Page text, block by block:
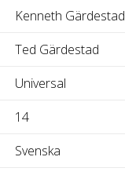
Kenneth Gärdestad
Ted Gärdestad
Universal
14
Svenska